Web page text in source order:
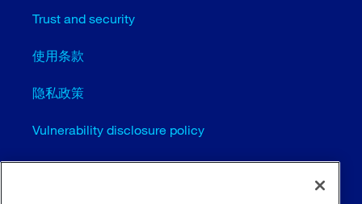
Trust and security
使用条款
隐私政策
Vulnerability disclosure policy
Cookie settings (EN)